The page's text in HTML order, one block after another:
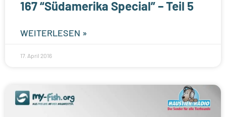
167 “Südamerika Special” – Teil 5
WEITERLESEN »
17. April 2016